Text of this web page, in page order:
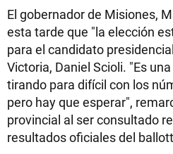
El gobernador de Misiones,
esta tarde que "la elección
para el candidato
Victoria, Daniel Scioli. "Es
tirando para difícil con los
pero hay que esperar",
provincial al ser consultado
resultados oficiales del